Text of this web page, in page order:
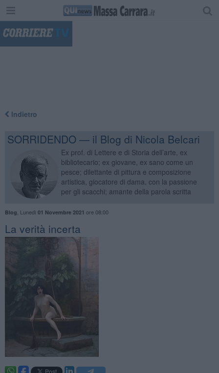
Indietro
SORRIDENDO — il Blog di Nicola Belcari
Ex prof. di Lettere e di Storia dell’arte, ex
bibliotecario; ex giovane, ex sano come un
pesce; dilettante di pittura e composizione
artistica, giocatore di dama, con la passione
per gli scacchi; amante della parola scritta
Blog Lunedì 01 Novembre 2021 ore 08:00
La verità incerta